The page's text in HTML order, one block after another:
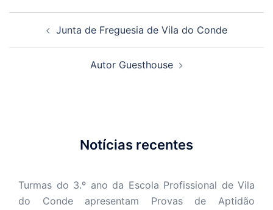
Junta de Freguesia de Vila do Conde
Autor Guesthouse
Notícias recentes
Turmas do 3.º ano da Escola Profissional de Vila
do Conde apresentam Provas de Aptidão